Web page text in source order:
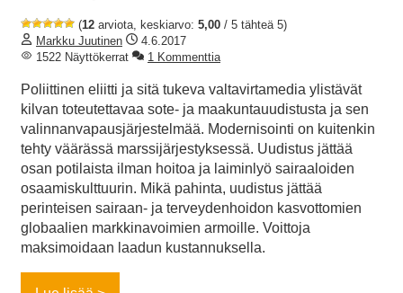
(12 arviota, keskiarvo: 5,00 / 5 tähteä 5)
Markku Juutinen
4.6.2017
1522 Näyttökerrat
1 Kommenttia
Poliittinen eliitti ja sitä tukeva valtavirtamedia ylistävät
kilvan toteutettavaa sote- ja maakuntauudistusta ja sen
valinnanvapausjärjestelmää. Modernisointi on kuitenkin
tehty väärässä marssijärjestyksessä. Uudistus jättää
osan potilaista ilman hoitoa ja laiminlyö sairaaloiden
osaamiskulttuurin. Mikä pahinta, uudistus jättää
perinteisen sairaan- ja terveydenhoidon kasvottomien
globaalien markkinavoimien armoille. Voittoja
maksimoidaan laadun kustannuksella.